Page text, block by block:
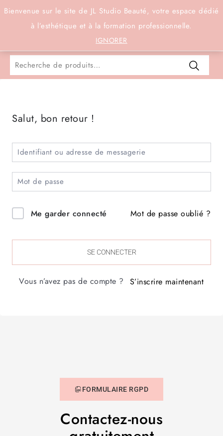
Bienvenue sur le site de JL Studio Beauté, votre espace dédié
à l’esthétique et à la formation professionnelle.
IGNORER
Connexion
Salut, bon retour !
Me garder connecté Mot de passe oublié ?
SE CONNECTER
Vous n’avez pas de compte ? S’inscrire maintenant
FORMULAIRE RGPD
Contactez-nous